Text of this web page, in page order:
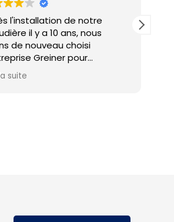
l'installation de notre
il y a 10 ans, nous
de nouveau choisi
Greiner pour
de notre
suite